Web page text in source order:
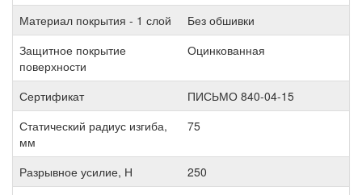
Материал покрытия - 1 слой
Без обшивки
Защитное покрытие
поверхности
Оцинкованная
Сертификат
ПИСЬМО 840-04-15
Статический радиус изгиба,
мм
75
Разрывное усилие, Н
250